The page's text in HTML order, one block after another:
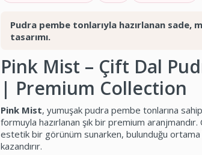
Pudra pembe tonlarıyla hazırlanan
tasarımı.
Pink Mist – Çift Dal
| Premium Collection
Pink Mist, yumuşak pudra pembe tonlarına
formuyla hazırlanan şık bir premium
estetik bir görünüm sunarken, bulunduğu
kazandırır.